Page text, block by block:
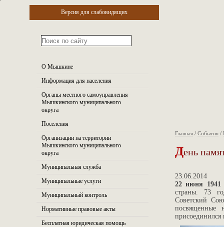
О Мышкине
Информация для населения
Органы местного самоуправления
Мышкинского муниципального
округа
Поселения
Организации на территории
Мышкинского муниципального
округа
Муниципальная служба
Муниципальные услуги
Муниципальный контроль
Нормативные правовые акты
Бесплатная юридическая помощь
Главная / События /
День
23.06.2014
22 июня 1941
страны. 73
Советский
посвященные
Версия для слабовидящих